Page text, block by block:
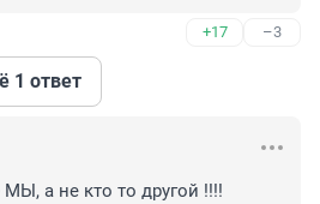
+17 –3
1 ответ
а не кто то другой !!!!